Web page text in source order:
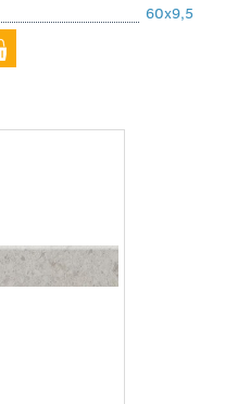
60x9,5